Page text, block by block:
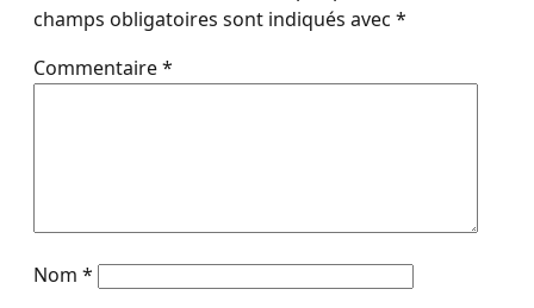
champs obligatoires sont indiqués avec *
Commentaire*
Nom *